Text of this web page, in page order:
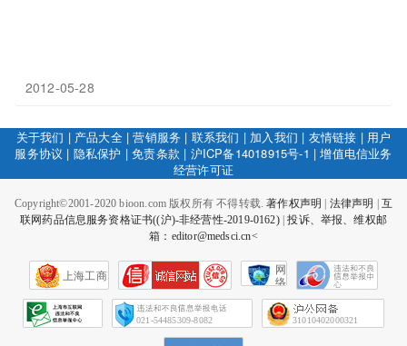
2012-05-28
关于我们 | 产品大全|营销服务 | 联系我们 | 加入我们 | 友情链接 | 用户
服务协议 | 隐私保护 |免责条款 | 沪ICP备14018915号-1 |增值电信业务
经营许可证
Copyright©2001-2020 bioon.com 版权所有 不得转载.著作权声明 法律声明
互
联网药品信息服务资格证书((沪)-非经营性-2019-0162)|投诉、举报、维权邮
箱：editor@medsci.cn<
上海工商
网
络
会
征
021-54485309-8082 31010402000321